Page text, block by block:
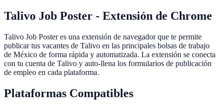
Talivo Job Poster - Extensión de Chrome
Talivo Job Poster es una extensión de navegador que te permite
publicar tus vacantes de Talivo en las principales bolsas de trabajo
de México de forma rápida y automatizada. La extensión se conecta
con tu cuenta de Talivo y auto-llena los formularios de publicación
de empleo en cada plataforma.
Plataformas Compatibles